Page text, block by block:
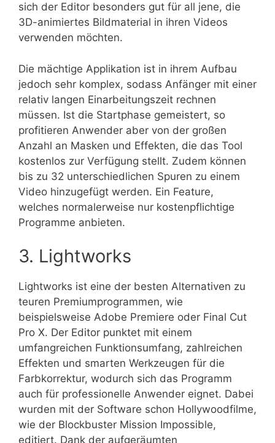
sich der Editor besonders gut für all jene, die
3D-animiertes Bildmaterial in ihren Videos
verwenden möchten.
Die mächtige Applikation ist in ihrem Aufbau
jedoch sehr komplex, sodass Anfänger mit einer
relativ langen Einarbeitungszeit rechnen
müssen. Ist die Startphase gemeistert, so
profitieren Anwender aber von der großen
Anzahl an Masken und Effekten, die das Tool
kostenlos zur Verfügung stellt. Zudem können
bis zu 32 unterschiedlichen Spuren zu einem
Video hinzugefügt werden. Ein Feature,
welches normalerweise nur kostenpflichtige
Programme anbieten.
3. Lightworks
Lightworks ist eine der besten Alternativen zu
teuren Premiumprogrammen, wie
beispielsweise Adobe Premiere oder Final Cut
Pro X. Der Editor punktet mit einem
umfangreichen Funktionsumfang, zahlreichen
Effekten und smarten Werkzeugen für die
Farbkorrektur, wodurch sich das Programm
auch für professionelle Anwender eignet. Dabei
wurden mit der Software schon Hollywoodfilme,
wie der Blockbuster Mission Impossible,
editiert. Dank der aufgeräumten